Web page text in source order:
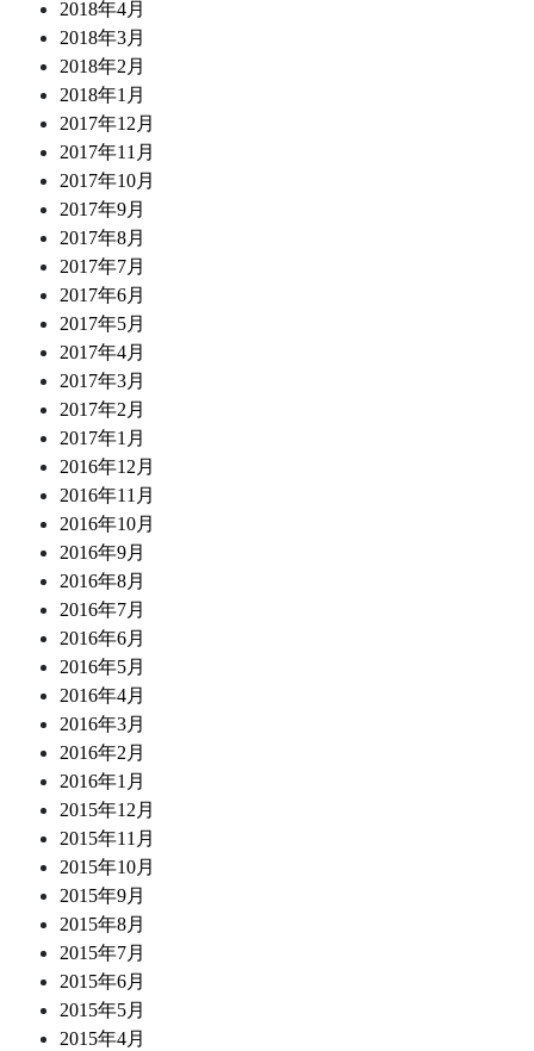
2018年4月
2018年3月
2018年2月
2018年1月
2017年12月
2017年11月
2017年10月
2017年9月
2017年8月
2017年7月
2017年6月
2017年5月
2017年4月
2017年3月
2017年2月
2017年1月
2016年12月
2016年11月
2016年10月
2016年9月
2016年8月
2016年7月
2016年6月
2016年5月
2016年4月
2016年3月
2016年2月
2016年1月
2015年12月
2015年11月
2015年10月
2015年9月
2015年8月
2015年7月
2015年6月
2015年5月
2015年4月